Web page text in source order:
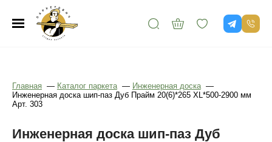
Главная — Каталог паркета — Инженерная доска —
Инженерная доска шип-паз Дуб Прайм 20(6)*265 XL*500-2900 мм
Арт. 303
Инженерная доска шип-паз Дуб